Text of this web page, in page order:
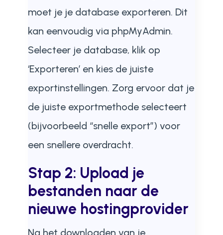
moet je je database exporteren. Dit
kan eenvoudig via phpMyAdmin.
Selecteer je database, klik op
‘Exporteren’ en kies de juiste
exportinstellingen. Zorg ervoor dat je
de juiste exportmethode selecteert
(bijvoorbeeld “snelle export”) voor
een snellere overdracht.
Stap 2: Upload je
bestanden naar de
nieuwe hostingprovider
Na het downloaden van je